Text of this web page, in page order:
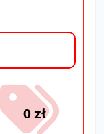
0 zł